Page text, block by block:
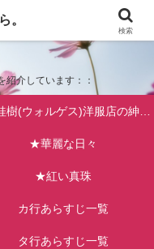
。
紹介しています：：
★月桂樹(ウォルゲス)洋服店の紳士たち
★華麗な日々
★紅い真珠
カ行あらすじ一覧
タ行あらすじ一覧
。
検索